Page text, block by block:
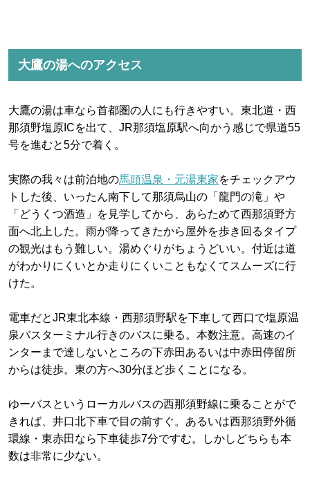
大鷹の湯へのアクセス
大鷹の湯は車なら首都圏の人にも行きやすい。東北道・西
那須野塩原ICを出て、JR那須塩原駅へ向かう感じで県道55
号を進むと5分で着く。
実際の我々は前泊地の馬頭温泉・元湯東家をチェックアウ
トした後、いったん南下して那須烏山の「龍門の滝」や
「どうくつ酒造」を見学してから、あらためて西那須野方
面へ北上した。雨が降ってきたから屋外を歩き回るタイプ
の観光はもう難しい。湯めぐりがちょうどいい。付近は道
がわかりにくいとか走りにくいこともなくてスムーズに行
けた。
電車だとJR東北本線・西那須野駅を下車して西口で塩原温
泉バスターミナル行きのバスに乗る。本数注意。高速のイ
ンターまで達しないところの下赤田あるいは中赤田停留所
からは徒歩。東の方へ30分ほど歩くことになる。
ゆーバスというローカルバスの西那須野線に乗ることがで
きれば、井口北下車で目の前すぐ。あるいは西那須野外循
環線・東赤田なら下車徒歩7分ですむ。しかしどちらも本
数は非常に少ない。